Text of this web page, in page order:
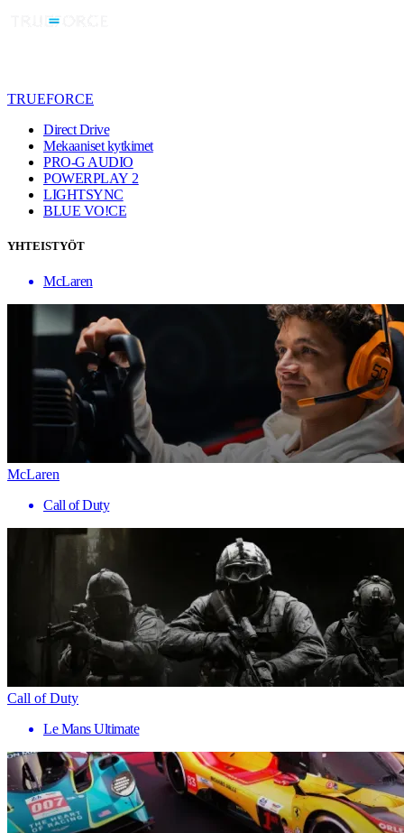
TRUEFORCE
Direct Drive
Mekaaniset kytkimet
PRO-G AUDIO
POWERPLAY 2
LIGHTSYNC
BLUE VO!CE
YHTEISTYÖT
McLaren
McLaren
Call of Duty
Call of Duty
Le Mans Ultimate